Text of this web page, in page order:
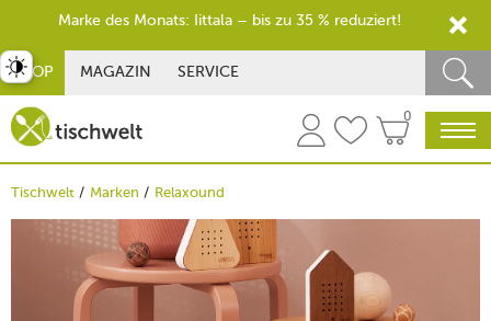
SHOP MAGAZIN SERVICE
0
Tischwelt Marken Relaxound
umschalten
Marke des Monats: Iittala – bis zu 35 % reduziert!